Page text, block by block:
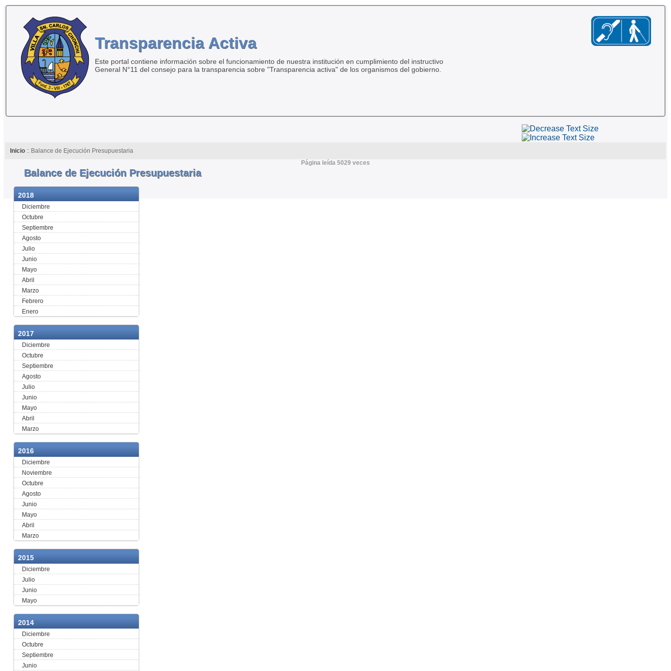
Transparencia Activa
Este portal contiene información sobre el funcionamiento de nuestra institución en cumplimiento del instructivo
General N°11 del consejo para la transparencia sobre "Transparencia activa" de los organismos del gobierno.
Inicio :: Balance de Ejecución Presupuestaria
Página leída 5029 veces
Balance de Ejecución Presupuestaria
2018
Diciembre
Octubre
Septiembre
Agosto
Julio
Junio
Mayo
Abril
Marzo
Febrero
Enero
2017
Diciembre
Octubre
Septiembre
Agosto
Julio
Junio
Mayo
Abril
Marzo
2016
Diciembre
Noviembre
Octubre
Agosto
Junio
Mayo
Abril
Marzo
2015
Diciembre
Julio
Junio
Mayo
2014
Diciembre
Octubre
Septiembre
Junio